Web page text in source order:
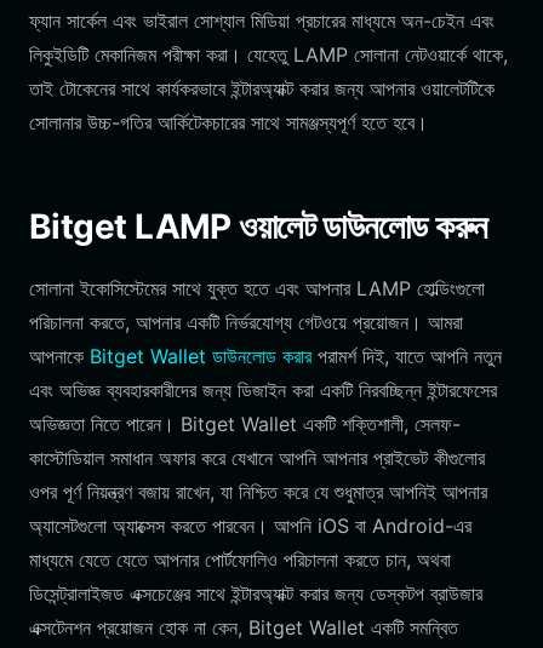
ফ্যান সার্কেল এবং ভাইরাল সোশ্যাল মিডিয়া প্রচারের মাধ্যমে অন-চেইন এবং
লিকুইডিটি মেকানিজম পরীক্ষা করা। যেহেতু LAMP সোলানা নেটওয়ার্কে থাকে,
তাই টোকেনের সাথে কার্যকরভাবে ইন্টারঅ্যাক্ট করার জন্য আপনার ওয়ালেটটিকে
সোলানার উচ্চ-গতির আর্কিটেকচারের সাথে সামঞ্জস্যপূর্ণ হতে হবে।
Bitget LAMP ওয়ালেট ডাউনলোড করুন
সোলানা ইকোসিস্টেমের সাথে যুক্ত হতে এবং আপনার LAMP হোল্ডিংগুলো
পরিচালনা করতে, আপনার একটি নির্ভরযোগ্য গেটওয়ে প্রয়োজন। আমরা
আপনাকে Bitget Wallet ডাউনলোড করারপরামর্শ দিই, যাতে আপনি নতুন
এবং অভিজ্ঞ ব্যবহারকারীদের জন্য ডিজাইন করা একটি নিরবচ্ছিন্ন ইন্টারফেসের
অভিজ্ঞতা নিতে পারেন। Bitget Wallet একটি শক্তিশালী, সেলফ-
কাস্টোডিয়াল সমাধান অফার করে যেখানে আপনি আপনার প্রাইভেট কীগুলোর
ওপর পূর্ণ নিয়ন্ত্রণ বজায় রাখেন, যা নিশ্চিত করে যে শুধুমাত্র আপনিই আপনার
অ্যাসেটগুলো অ্যাক্সেস করতে পারবেন। আপনি iOS বা Android-এর
মাধ্যমে যেতে যেতে আপনার পোর্টফোলিও পরিচালনা করতে চান, অথবা
ডিসেন্ট্রালাইজড এক্সচেঞ্জের সাথে ইন্টারঅ্যাক্ট করার জন্য ডেস্কটপ ব্রাউজার
এক্সটেনশন প্রয়োজন হোক না কেন, Bitget Wallet একটি সমন্বিত